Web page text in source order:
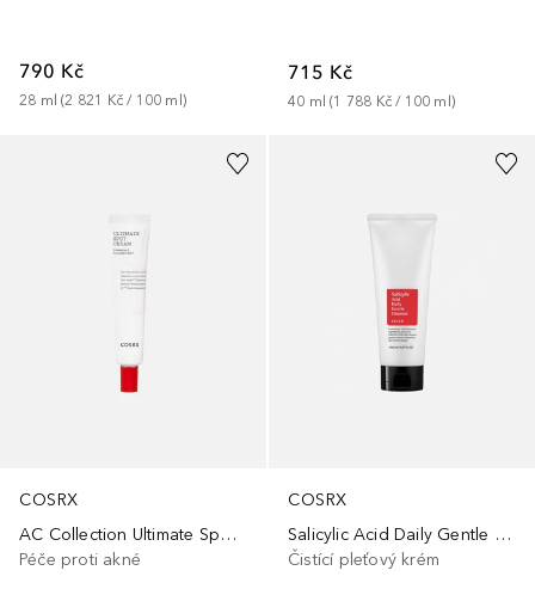
790 Kč
28 ml (2 821 Kč / 100 ml )
715 Kč
40 ml (1 788 Kč / 100 ml)
COSRX
AC Collection Ultimate Spot Cream
Péče proti akné
COSRX
Salicylic Acid Daily Gentle Cleanser
Čistící pleťový krém